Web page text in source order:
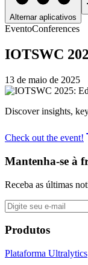
Alternar aplicativos
EventoConferences
IOTSWC
13 de maio de 2025
Discover insights,
Check out the event!
Mantenha-se à
Receba as últimas
Produtos
Plataforma Ultralytics